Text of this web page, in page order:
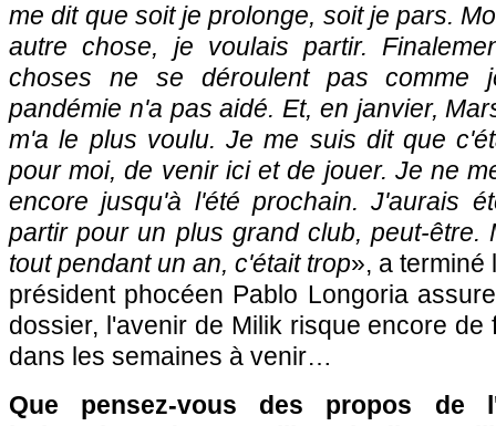
me dit que soit je prolonge, soit je pars.
autre chose, je voulais partir.
choses ne se déroulent pas comme
pandémie n'a pas aidé. Et, en janvier,
m'a le plus voulu. Je me suis dit que
pour moi, de venir ici et de jouer. Je ne
encore jusqu'à l'été prochain. J'aurais
partir pour un plus grand club, peut-être.
tout pendant un an, c'était trop», a terminé
président phocéen Pablo Longoria
dossier, l'avenir de Milik risque encore de
dans les semaines à venir…
Que pensez-vous des propos de